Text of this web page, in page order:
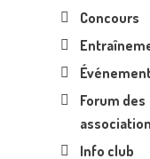
Concours
Forum des
Info club